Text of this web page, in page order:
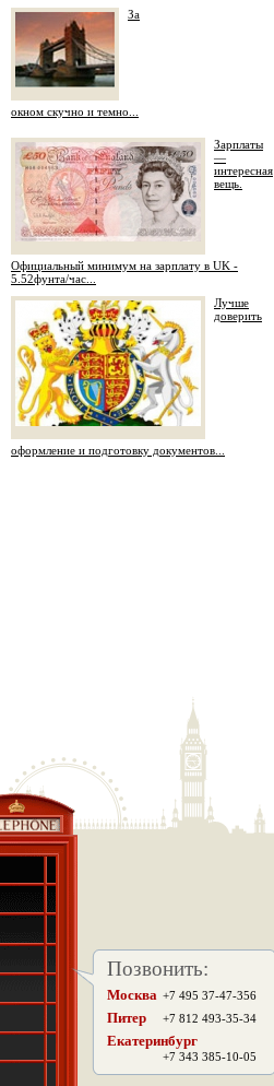
За
окном скучно и темно...
Зарплаты
—
интересная
вещь.
Официальный минимум на зарплату в UK -
5.52фунта/час...
Лучше
доверить
оформление и подготовку документов...
Позвонить:
Москва +7 495 37-47-356
Питер +7 812 493-35-34
Екатеринбург
+7 343 385-10-05